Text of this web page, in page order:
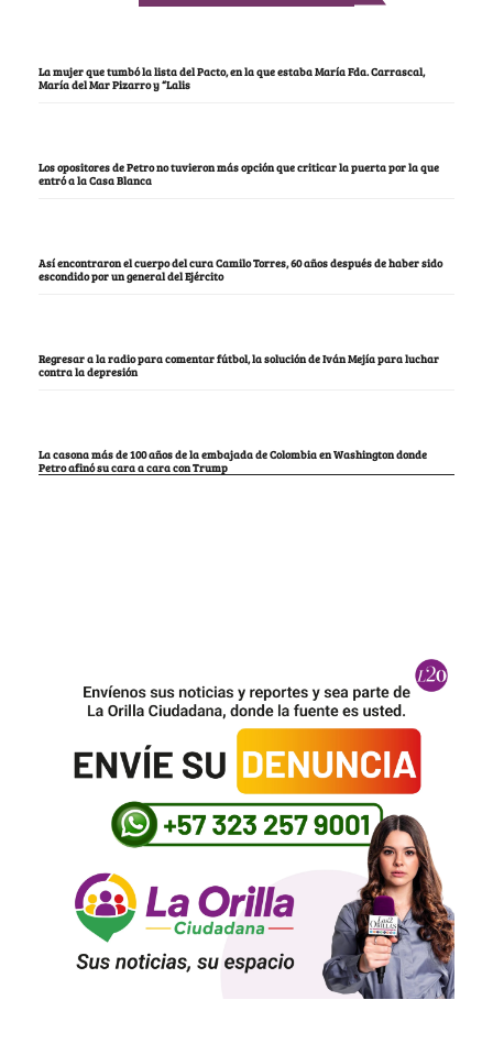
La mujer que tumbó la lista del Pacto, en la que estaba María Fda. Carrascal,
María del Mar Pizarro y “Lalis
Los opositores de Petro no tuvieron más opción que criticar la puerta por la que
entró a la Casa Blanca
Así encontraron el cuerpo del cura Camilo Torres, 60 años después de haber sido
escondido por un general del Ejército
Regresar a la radio para comentar fútbol, la solución de Iván Mejía para luchar
contra la depresión
La casona más de 100 años de la embajada de Colombia en Washington donde
Petro afinó su cara a cara con Trump